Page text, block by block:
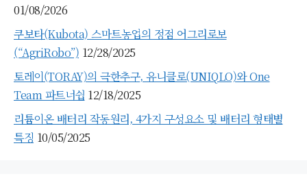
01/08/2026
쿠보타(Kubota) 스마트농업의 정점 어그리로보
(“AgriRobo”) 12/28/2025
토레이(TORAY)의 극한추구, 유니클로(UNIQLO)와 One
Team 파트너쉽 12/18/2025
리튬이온 배터리 작동원리, 4가지 구성요소 및 배터리 형태별
특징 10/05/2025